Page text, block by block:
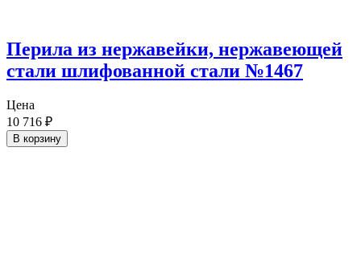
Перила из нержавейки, нержавеющей
стали шлифованной стали №1467
Цена
10 716 ₽
В корзину